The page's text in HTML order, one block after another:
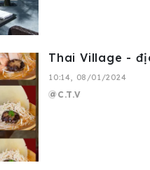
Thai Village -
10:14, 08/01/2024
C.T.V